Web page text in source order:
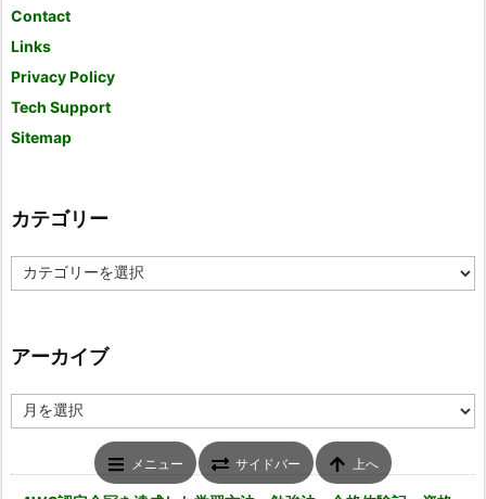
Contact
Links
Privacy Policy
Tech Support
Sitemap
カテゴリー
テ
ー
アーカイブ
ー
メニュー サイドバー 上へ